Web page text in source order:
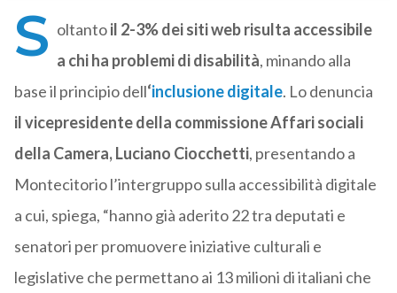
S oltantoil 2-3% dei siti web risulta accessibile
a chi ha problemi di disabilità, minando alla
base il principio dell‘inclusione digitale. Lo denuncia
il vicepresidente della commissione Affari sociali
della Camera, Luciano Ciocchetti, presentando a
Montecitorio l’intergruppo sulla accessibilità digitale
a cui, spiega, “hanno già aderito 22 tra deputati e
senatori per promuovere iniziative culturali e
legislative che permettano ai 13 milioni di italiani che